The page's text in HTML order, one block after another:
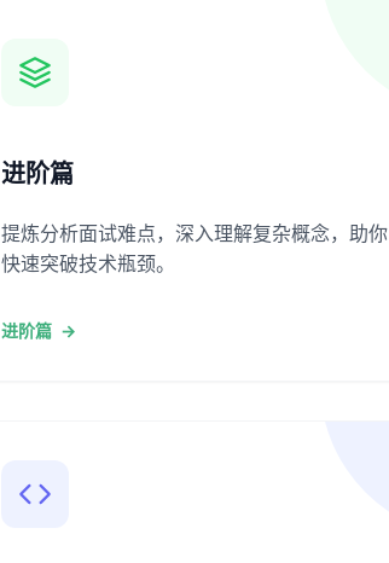
进阶篇
提炼分析面试难点，深入理解复杂概念，助你
快速突破技术瓶颈。
进阶篇 →